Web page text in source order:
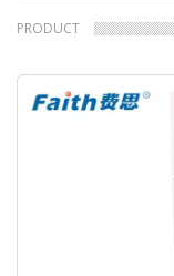
包
屑
PRODUCT